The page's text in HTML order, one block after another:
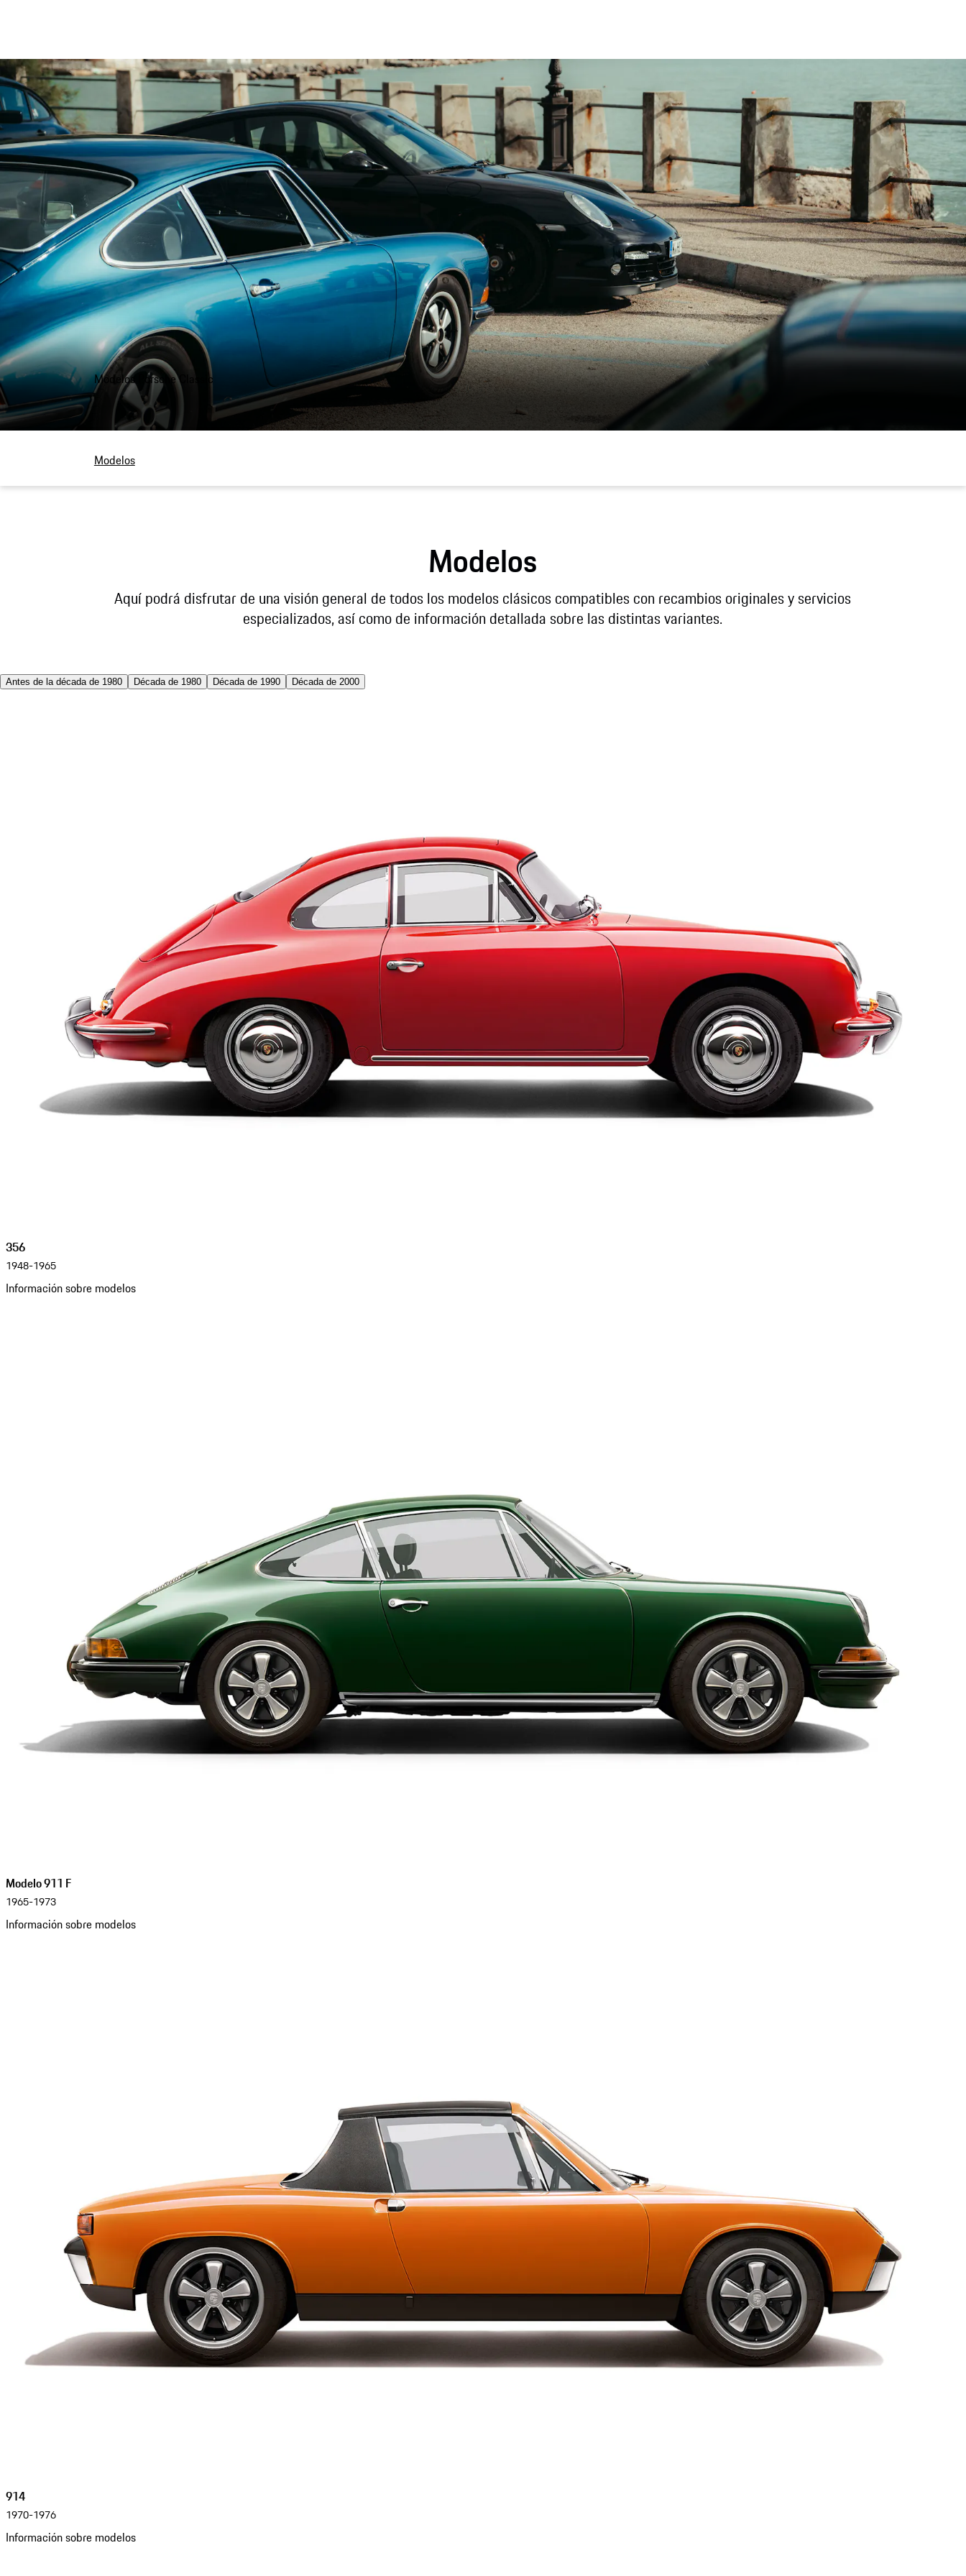
Modelos Porsche Classic
Modelos
Modelos
Aquí podrá disfrutar de una visión general de todos los modelos clásicos compatibles con recambios originales y servicios
especializados, así como de información detallada sobre las distintas variantes.
Antes de la década de 1980 Década de 1980 Década de 1990 Década de 2000
356
1948-1965
Información sobre modelos
Modelo 911 F
1965-1973
Información sobre modelos
914
1970-1976
Información sobre modelos